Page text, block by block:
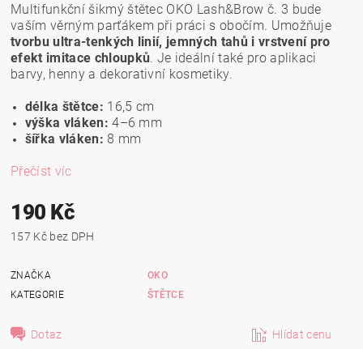
Multifunkční šikmý štětec OKO Lash&Brow č. 3 bude
vaším věrným parťákem při práci s obočím. Umožňuje
tvorbu ultra-tenkých linií, jemných tahů i vrstvení pro
efekt imitace chloupků. Je ideální také pro aplikaci
barvy, henny a dekorativní kosmetiky.
délka štětce: 16,5 cm
výška vláken: 4–6 mm
šířka vláken: 8 mm
Přečíst víc
190 Kč
157 Kč bez DPH
ZNAČKA
OKO
KATEGORIE
ŠTĚTCE
Dotaz Hlídat cenu